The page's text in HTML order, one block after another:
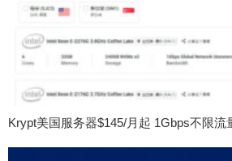
Krypt美国服务器$145/月起 1Gbps不限流